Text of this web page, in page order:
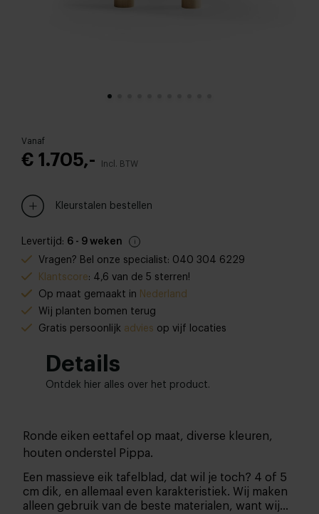
Vanaf
€ 1.705,- Incl. BTW
Kleurstalen bestellen
Levertijd: 6 - 9 weken
Vragen? Bel onze specialist: 040 304 6229
Klantscore: 4,6 van de 5 sterren!
Op maat gemaakt in Nederland
Wij planten bomen terug
Gratis persoonlijk advies op vijf locaties
Details
Ontdek hier alles over het product.
Ronde eiken eettafel op maat, diverse kleuren,
houten onderstel Pippa.
Een massieve eik tafelblad, dat wil je toch? 4 of 5
cm dik, en allemaal even karakteristiek. Wij maken
alleen gebruik van de beste materialen, want wij